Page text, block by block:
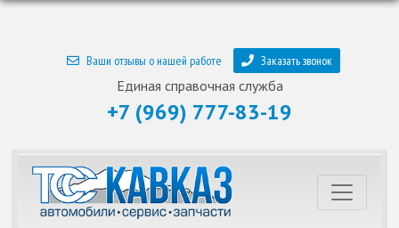
Ваши отзывы о нашей работе Заказать звонок
Единая справочная служба
+7 (969) 777-83-19